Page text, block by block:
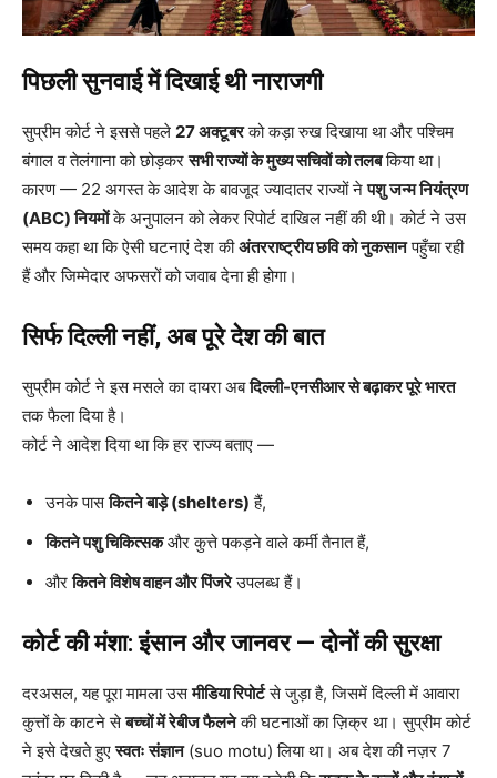
पिछली सुनवाई में दिखाई थी नाराजगी
सुप्रीम कोर्ट ने इससे पहले 27 अक्टूबरको कड़ा रुख दिखाया था और पश्चिम
बंगाल व तेलंगाना को छोड़करसभी राज्यों के मुख्य सचिवों को तलबकिया था।
कारण — 22 अगस्त के आदेश के बावजूद ज्यादातर राज्यों नेपशु जन्म नियंत्रण
(ABC) नियमोंके अनुपालन को लेकर रिपोर्ट दाखिल नहीं की थी। कोर्ट ने उस
समय कहा था कि ऐसी घटनाएं देश कीअंतरराष्ट्रीय छवि को नुकसानपहुँचा रही
हैं और जिम्मेदार अफसरों को जवाब देना ही होगा।
सिर्फ दिल्ली नहीं, अब पूरे देश की बात
सुप्रीम कोर्ट ने इस मसले का दायरा अबदिल्ली-एनसीआर से बढ़ाकर पूरे भारत
तक फैला दिया है।
कोर्ट ने आदेश दिया था कि हर राज्य बताए —
उनके पासकितने बाड़े (shelters) हैं,
कितने पशु चिकित्सकऔर कुत्ते पकड़ने वाले कर्मी तैनात हैं,
औरकितने विशेष वाहन और पिंजरेउपलब्ध हैं।
कोर्ट की मंशा: इंसान और जानवर — दोनों की सुरक्षा
दरअसल, यह पूरा मामला उसमीडिया रिपोर्टसे जुड़ा है, जिसमें दिल्ली में आवारा
कुत्तों के काटने सेबच्चों में रेबीज फैलनेकी घटनाओं का ज़िक्र था। सुप्रीम कोर्ट
ने इसे देखते हुएस्वतः संज्ञान(suo motu) लिया था। अब देश की नज़र 7